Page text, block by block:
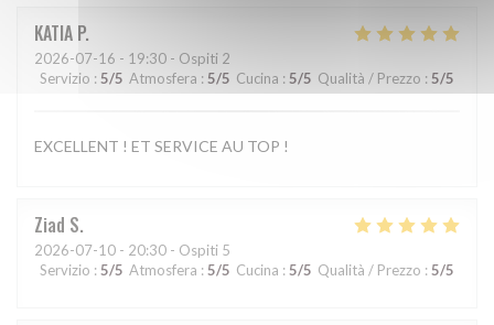
KATIA P
2026-07-16 - 19:30 - Ospiti 2
Servizio : 5/5 Atmosfera : 5/5 Cucina : 5/5 Qualità / Prezzo : 5/5
EXCELLENT ! ET SERVICE AU TOP !
Ziad S
2026-07-10 - 20:30 - Ospiti 5
Servizio : 5/5 Atmosfera : 5/5 Cucina : 5/5 Qualità / Prezzo : 5/5